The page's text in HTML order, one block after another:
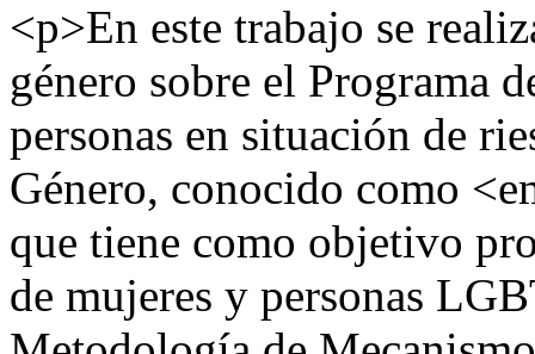
<p>En este trabajo se
género sobre el Programa
personas en situación de
Género, conocido como
que tiene como objetivo
de mujeres y personas